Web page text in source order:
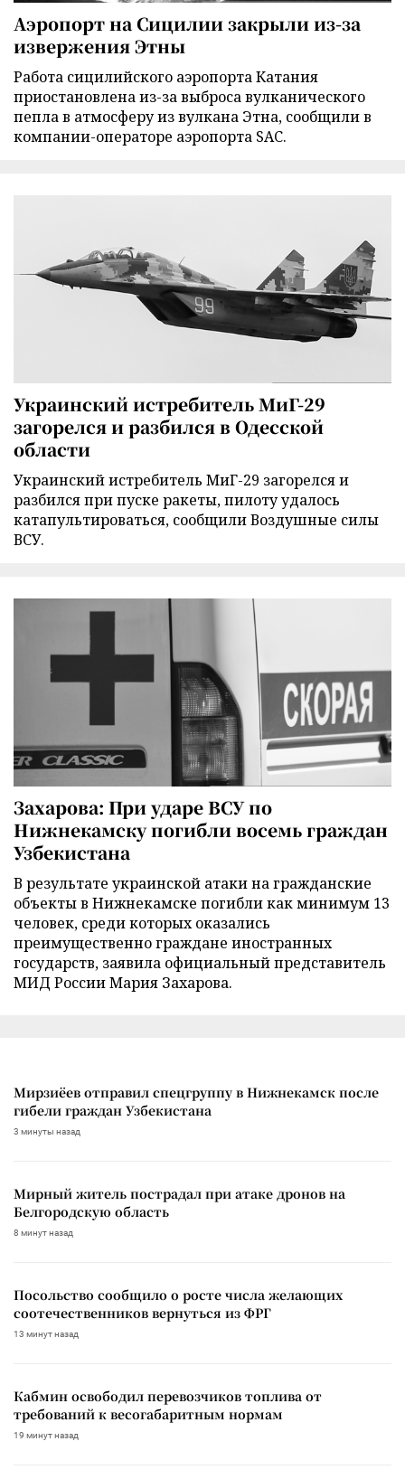
Аэропорт на Сицилии закрыли из-за
извержения Этны
Работа сицилийского аэропорта Катания
приостановлена из-за выброса вулканического
пепла в атмосферу из вулкана Этна, сообщили в
компании-операторе аэропорта SAC.
Украинский истребитель МиГ-29
загорелся и разбился в Одесской
области
Украинский истребитель МиГ-29 загорелся и
разбился при пуске ракеты, пилоту удалось
катапультироваться, сообщили Воздушные силы
ВСУ.
Захарова: При ударе ВСУ по
Нижнекамску погибли восемь граждан
Узбекистана
В результате украинской атаки на гражданские
объекты в Нижнекамске погибли как минимум 13
человек, среди которых оказались
преимущественно граждане иностранных
государств, заявила официальный представитель
МИД России Мария Захарова.
Мирзиёев отправил спецгруппу в Нижнекамск после
гибели граждан Узбекистана
3 минуты назад
Мирный житель пострадал при атаке дронов на
Белгородскую область
8 минут назад
Посольство сообщило о росте числа желающих
соотечественников вернуться из ФРГ
13 минут назад
Кабмин освободил перевозчиков топлива от
требований к весогабаритным нормам
19 минут назад